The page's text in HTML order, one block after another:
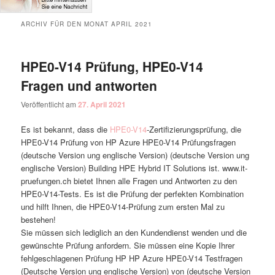
ARCHIV FÜR DEN MONATAPRIL 2021
HPE0-V14 Prüfung, HPE0-V14
Fragen und antworten
Veröffentlicht am27. April 2021
Es ist bekannt, dass die HPE0-V14-Zertifizierungsprüfung, die
HPE0-V14 Prüfung von HP Azure HPE0-V14 Prüfungsfragen
(deutsche Version ung englische Version) (deutsche Version ung
englische Version) Building HPE Hybrid IT Solutions ist. www.it-
pruefungen.ch bietet Ihnen alle Fragen und Antworten zu den
HPE0-V14-Tests. Es ist die Prüfung der perfekten Kombination
und hilft Ihnen, die HPE0-V14-Prüfung zum ersten Mal zu
bestehen!
Sie müssen sich lediglich an den Kundendienst wenden und die
gewünschte Prüfung anfordern. Sie müssen eine Kopie Ihrer
fehlgeschlagenen Prüfung HP HP Azure HPE0-V14 Testfragen
(Deutsche Version ung englische Version) von (deutsche Version